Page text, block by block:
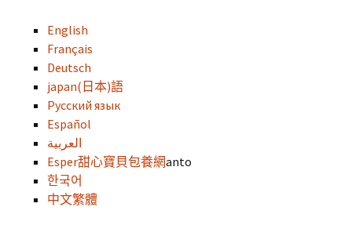
English
Français
Deutsch
japan(日本)語
Русский язык
Español
العربية
Esper甜心寶貝包養網anto
한국어
中文繁體